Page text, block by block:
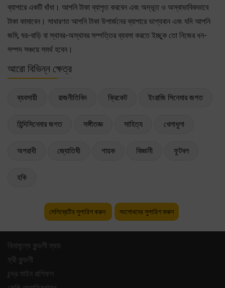
ব্যাপারে একটি ধাঁধা। আপনি টাকা ব্যাপৃত করবেন এবং অদ্ভূত ও অস্বাভাবিকভাবে
টাকা কামাবেন। সাধারণত আপনি টাকা উপার্জনের ব্যাপারে ভাগ্যবান এবং যদি আপনি
জমি, ঘর-বাড়ি বা স্থাবর-অস্থাবর সম্পত্তির ব্যবসা করতে ইচ্ছুক তো নিজের ধন-
সম্পদ সঞ্চয়ে সমর্থ হবেন।
আরো বিভিন্ন ক্ষেত্র
ব্যবসায়ী রাজনীতিবিদ ক্রিকেট ইংরাজি সিনেমার জগত
হিন্দিসিনেমার জগত সঙ্গীতজ্ঞ সাহিত্য খেলাধুলা
অপরাধী জ্যোতিষী গায়ক বিজ্ঞানী ফুটবল
হকি
সেলিব্রেটির সুপারিশ করুন সংশোধনের সুপারিশ করুন
বিনামূল্যে কুন্ডলী ম্যাচ
ফ্রী কুন্ডলী
চন্দ্র সাইন রাশিফল